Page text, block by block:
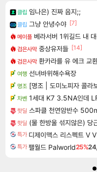
클립 임나은) 진짜 음지;;
클립 그냥 안녕수야 [7]
메이플 베라서버 1위길드 내
검은사막 중상유저들 [14]
검은사막 환카라를 유 에크 교
여행 선녀바위해수욕장
명조 [명조 | 도미노피자 콜라
차벤 1세대 K7 3.5NA인데 LF쏘나
핫딜 스파클 천연암반수
핫딜 (물 한방울 섞지않은) 당
특가
특가 팰월드 Palworld25%